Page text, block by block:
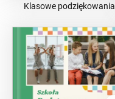
Klasowe podziękowania